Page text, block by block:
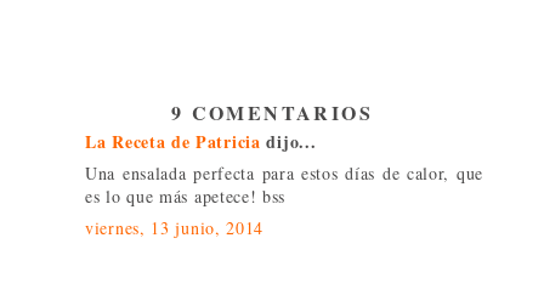
9 COMENTARIOS
La Receta de Patricia dijo...
Una ensalada perfecta para estos días de calor, que
es lo que más apetece! bss
viernes, 13 junio, 2014